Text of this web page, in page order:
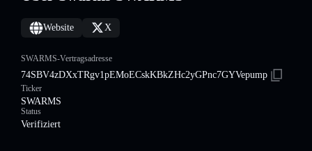
Website X
SWARMS-Vertragsadresse
74SBV4zDXxTRgv1pEMoECskKBkZHc2yGPnc7GYVepump
Ticker
SWARMS
Status
Verifiziert